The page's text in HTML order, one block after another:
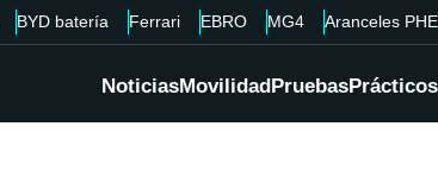
BYD batería Ferrari EBRO MG4 Aranceles
NoticiasMovilidadPruebasPrácticos